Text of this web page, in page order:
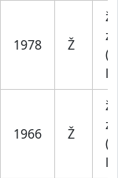
1978 Ž
1966 Ž